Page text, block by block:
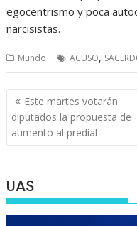
egocentrismo y poca
narcisistas.
Mundo ACUSO,
Navegación
de
entradas
Este martes votarán
diputados la propuesta de
aumento al predial
UAS